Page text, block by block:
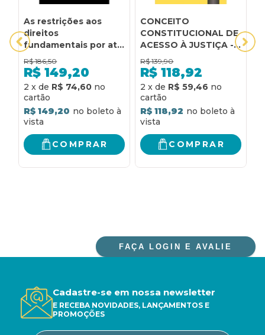
As restrições aos
direitos
fundamentais por ato
normativo do poder
executivo
R$ 186,50
R$ 149,20
2 x de R$ 74,60
R$ 149,20
COMPRAR
CONCEITO
CONSTITUCIONAL DE
ACESSO À JUSTIÇA -
REFLEXOS NA
ESTRUTURA
NORMATIVA DOS
DIREITOS
FUNDAMENTAIS
R$ 139,90
R$ 118,92
2 x de R$ 59,46
R$ 118,92
COMPRAR
FAÇA LOGIN E AVALIE
Cadastre-se em nossa newsletter
E RECEBA NOVIDADES, LANÇAMENTOS E
PROMOÇÕES